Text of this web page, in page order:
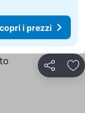
i prezzi
Condividi